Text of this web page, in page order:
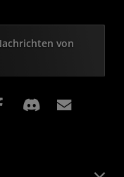
von
Facebook